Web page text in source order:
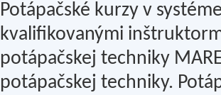
Potápačské kurzy v
kvalifikovanými
potápačskej techniky
potápačskej techniky.